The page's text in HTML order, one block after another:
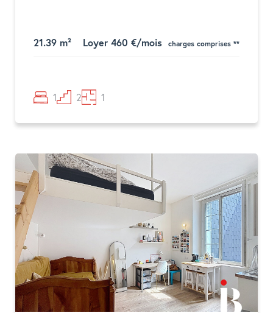
21.39 m² Loyer 460 €/mois charges comprises **
1 2 1